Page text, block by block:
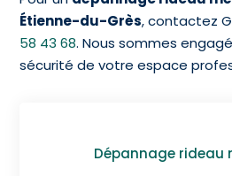
Étienne-du-Grès, contactez
58 43 68. Nous sommes
sécurité de votre espace
Dépannage rideau